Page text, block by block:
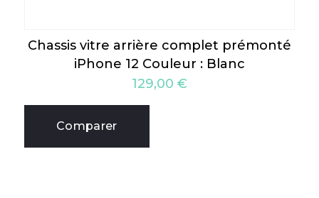
Chassis vitre arrière complet prémonté
iPhone 12 Couleur : Blanc
129,00 €
Comparer